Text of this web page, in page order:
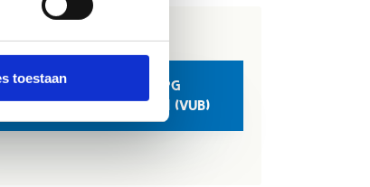
toestaan
Sportmanagement (PG
Vrije Universiteit Brussel (VUB)